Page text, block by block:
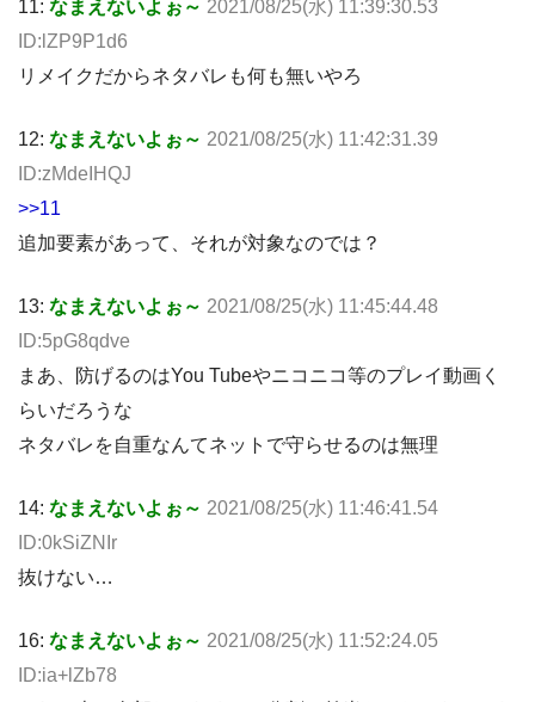
11: なまえないよぉ～ 2021/08/25(水) 11:39:30.53
ID:lZP9P1d6
リメイクだからネタバレも何も無いやろ
12: なまえないよぉ～ 2021/08/25(水) 11:42:31.39
ID:zMdeIHQJ
>>11
追加要素があって、それが対象なのでは？
13: なまえないよぉ～ 2021/08/25(水) 11:45:44.48
ID:5pG8qdve
まあ、防げるのはYou Tubeやニコニコ等のプレイ動画く
らいだろうな
ネタバレを自重なんてネットで守らせるのは無理
14: なまえないよぉ～ 2021/08/25(水) 11:46:41.54
ID:0kSiZNIr
抜けない…
16: なまえないよぉ～ 2021/08/25(水) 11:52:24.05
ID:ia+lZb78